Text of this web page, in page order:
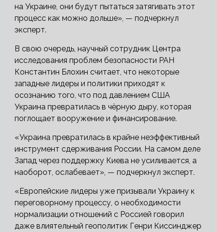
на Украине, они будут пытаться затягивать этот
процесс как можно дольше», — подчеркнул
эксперт.
В свою очередь, научный сотрудник Центра
исследования проблем безопасности РАН
Константин Блохин считает, что некоторые
западные лидеры и политики приходят к
осознанию того, что под давлением США
Украина превратилась в чёрную дыру, которая
поглощает вооружение и финансирование.
«Украина превратилась в крайне неэффективный
инструмент сдерживания России. На самом деле
Запад через поддержку Киева не усиливается, а
наоборот, ослабевает», — подчеркнул эксперт.
«Европейские лидеры уже призывали Украину к
переговорному процессу, о необходимости
нормализации отношений с Россией говорил
даже влиятельный геополитик Генри Киссинджер